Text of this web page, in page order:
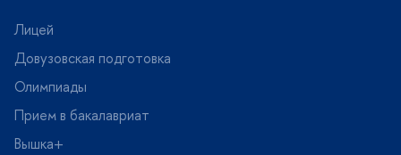
Лицей
Довузовская подготовка
Олимпиады
Прием в бакалавриат
ышка+